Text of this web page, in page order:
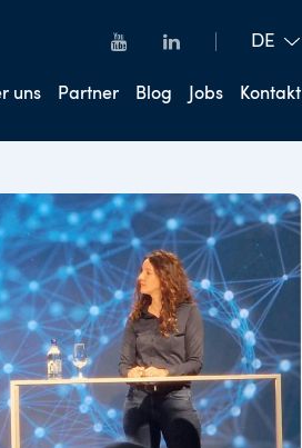
uns Partner Blog Jobs Kontakt